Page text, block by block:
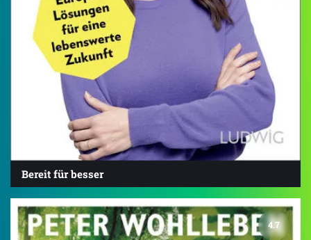
Bereit für besser
4.7